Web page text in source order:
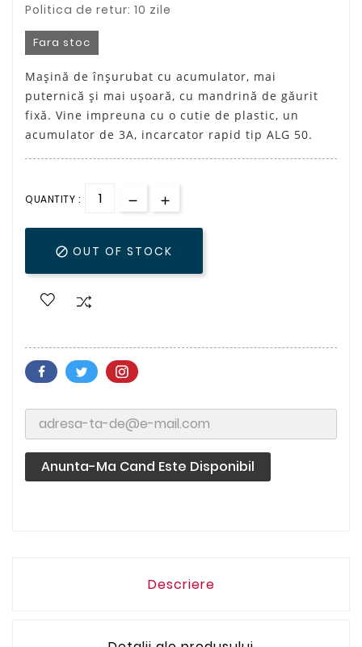
Politica de retur: 10 zile
Fara stoc
Maşină de înşurubat cu acumulator, mai
puternică şi mai uşoară, cu mandrină de găurit
fixă. Vine impreuna cu o cutie de plastic, un
acumulator de 3A, incarcator rapid tip ALG 50.
QUANTITY :
 OUT OF STOCK
Anunta-Ma Cand Este Disponibil
Descriere